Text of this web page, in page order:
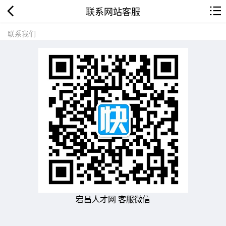
联系网站客服
联系我们
宕昌人才网 客服微信